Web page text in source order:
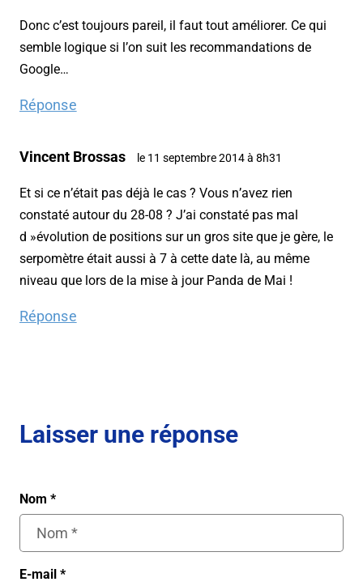
Donc c’est toujours pareil, il faut tout améliorer. Ce qui
semble logique si l’on suit les recommandations de
Google…
Réponse
Vincent Brossas le 11 septembre 2014 à 8h31
Et si ce n’était pas déjà le cas ? Vous n’avez rien
constaté autour du 28-08 ? J’ai constaté pas mal
d »évolution de positions sur un gros site que je gère, le
serpomètre était aussi à 7 à cette date là, au même
niveau que lors de la mise à jour Panda de Mai !
Réponse
Laisser une réponse
Nom *
E-mail *